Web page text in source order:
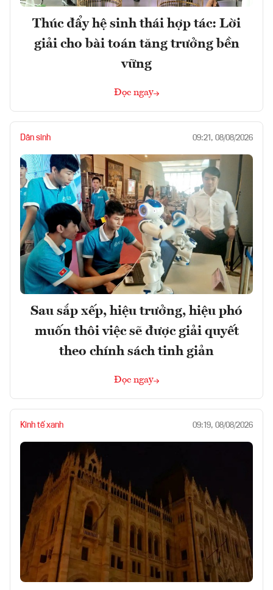
Thúc đẩy hệ sinh thái hợp tác: Lời
giải cho bài toán tăng trưởng bền
vững
Đọc ngay
Dân sinh 09:21, 08/08/2026
Sau sắp xếp, hiệu trưởng, hiệu phó
muốn thôi việc sẽ được giải quyết
theo chính sách tinh giản
Đọc ngay
Kinh tế xanh 09:19, 08/08/2026